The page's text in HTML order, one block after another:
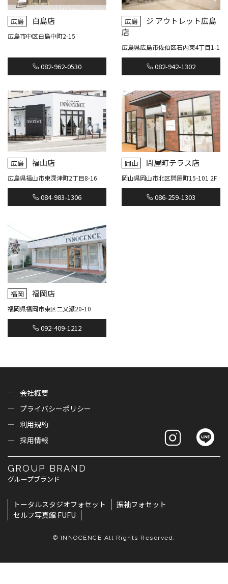
広島 白島店
広島市中区白島中町2-15
082-962-0530
広島
ジ アウトレット広島
店
広島県広島市佐伯区石内東4丁目1-1
082-942-1302
広島 福山店
広島県福山市東深津町2丁目8-16
084-983-1306
岡山 問屋町テラス店
岡山県岡山市北区問屋町15-101 2F
086-259-1303
福岡 福岡店
福岡県福岡市東区二又瀬20-10
092-409-1212
会社概要
プライバシーポリシー
利用規約
採用情報
GROUP BRAND
グループブランド
トータルスタジオフォセット
振袖フォセット
セルフ写真館 FUFU
© INNOCENCE All Rights Reserved.